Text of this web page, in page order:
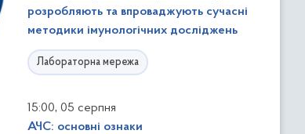
розробляють та впроваджують сучасні
методики імунологічних досліджень
Лабораторна мережа
15:00, 05 серпня
АЧС: основні ознаки